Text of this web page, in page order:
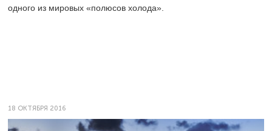
одного из мировых «полюсов холода».
18 ОКТЯБРЯ 2016